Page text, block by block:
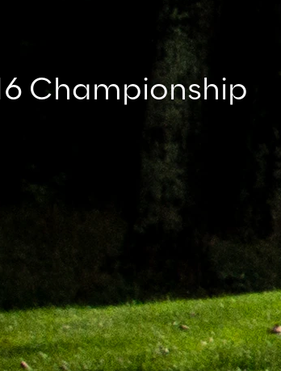
Prebuilt AI Apps
Scopri di più
Championship